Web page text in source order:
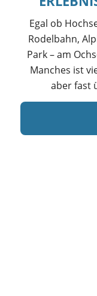
Egal ob
Rodelbahn,
Park – am
Manches ist
aber fast